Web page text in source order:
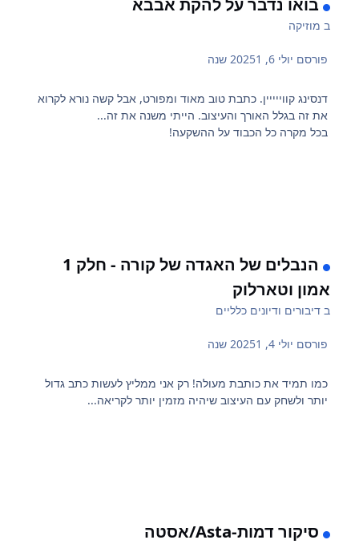
ב מוזיקה
פורסם יולי 6, 2025 1 שנה
דנסינג קווייייין. כתבת טוב מאוד ומפורט, אבל קשה נורא לקרוא
את זה בגלל האורך והעיצוב. הייתי משנה את זה...
בכל מקרה כל הכבוד על ההשקעה!
הנבלים של האגדה של קורה - חלק 1
אמון וטארלוק
בדיבורים ודיונים כלליים
פורסם יולי 4, 2025 1 שנה
כמו תמיד את כותבת מעולה! רק אני ממליץ לעשות כתב גדול
יותר ולשחק עם העיצוב שיהיה מזמין יותר לקריאה...
סיקור דמות-Asta/אסטה